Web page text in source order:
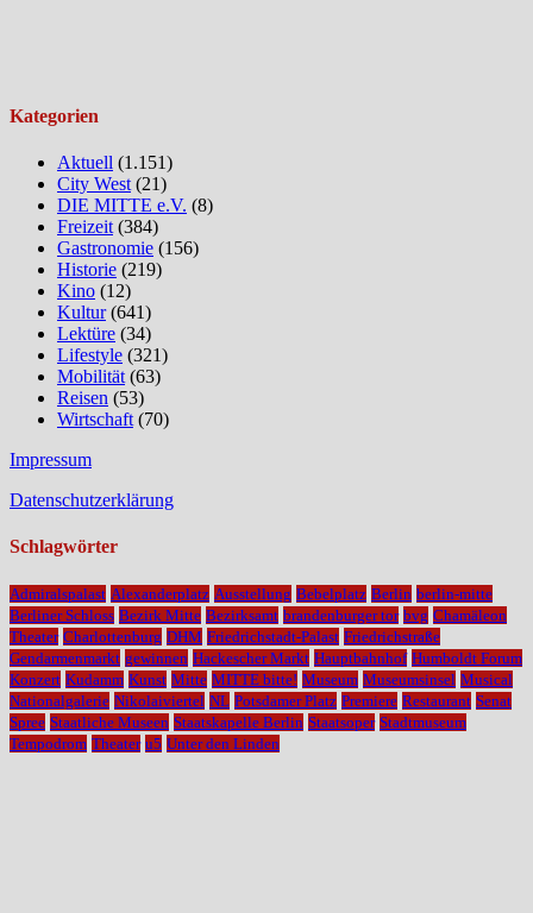
Kategorien
Aktuell (1.151)
City West (21)
DIE MITTE e.V. (8)
Freizeit (384)
Gastronomie (156)
Historie (219)
Kino (12)
Kultur(641)
Lektüre (34)
Lifestyle (321)
Mobilität (63)
Reisen (53)
Wirtschaft (70)
Impressum
Datenschutzerklärung
Schlagwörter
Admiralspalast Alexanderplatz Ausstellung Bebelplatz Berlin berlin-mitte
Berliner Schloss Bezirk Mitte Bezirksamt brandenburger tor bvg Chamäleon
Theater Charlottenburg DHM Friedrichstadt-Palast Friedrichstraße
Gendarmenmarkt gewinnen Hackescher Markt Hauptbahnhof Humboldt Forum
Konzert Kudamm Kunst Mitte MITTE bitte! Museum Museumsinsel Musical
Nationalgalerie Nikolaiviertel NL Potsdamer Platz Premiere Restaurant Senat
Spree Staatliche Museen Staatskapelle Berlin Staatsoper Stadtmuseum
Tempodrom Theater u5 Unter den Linden